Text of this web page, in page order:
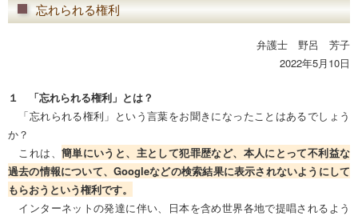
忘れられる権利
弁護士 野呂 芳子
2022年5月10日
１ 「忘れられる権利」とは？
「忘れられる権利」という言葉をお聞きになったことはあるでしょう
か？
これは、 簡単にいうと、主として犯罪歴など、本人にとって不利益な
過去の情報について、Googleなどの検索結果に表示されないようにして
もらおうという権利です。
インターネットの発達に伴い、日本を含め世界各地で提唱されるよう